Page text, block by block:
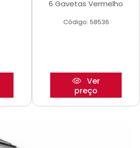
6 Gavetas Vermelho
Código: 58536
Ver
preço